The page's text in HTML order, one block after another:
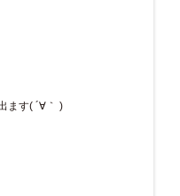
ます( ´∀｀ )